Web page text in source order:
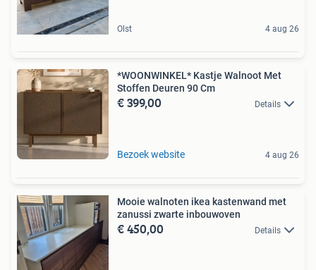
Olst 4 aug 26
*WOONWINKEL* Kastje Walnoot Met
Stoffen Deuren 90 Cm
€ 399,00 Details
Bezoek website 4 aug 26
Mooie walnoten ikea kastenwand met
zanussi zwarte inbouwoven
€ 450,00 Details